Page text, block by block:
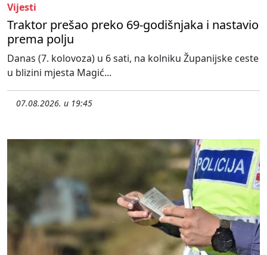
Vijesti
Traktor prešao preko 69-godišnjaka i nastavio
prema polju
Danas (7. kolovoza) u 6 sati, na kolniku Županijske ceste
u blizini mjesta Magić...
07.08.2026. u 19:45